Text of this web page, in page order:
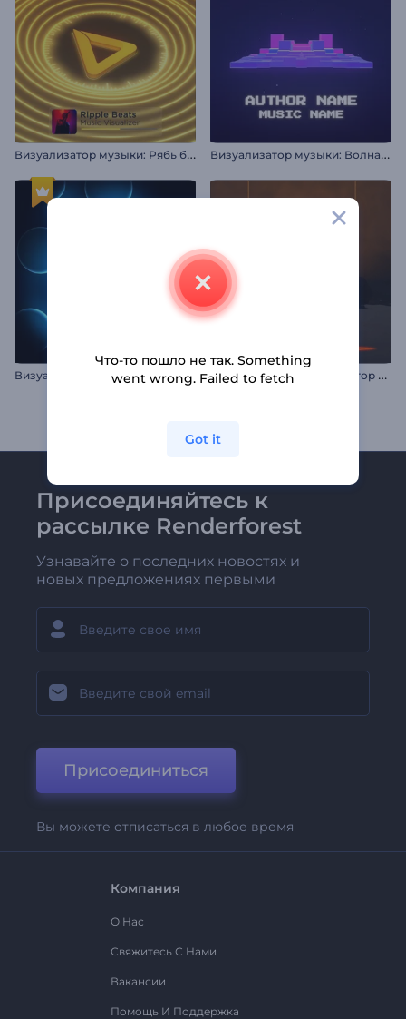
В
изуализатор музыки: Рябь битов В
изуализатор музыки: Волна из пикселей
В
изуализатор музыки: Неоновые пузыри М
узыкальный визуализатор «Deep Techno»
Присоединяйтесь к
рассылке Renderforest
Узнавайте о последних новостях и
новых предложениях первыми
Присоединиться
Вы можете отписаться в любое время
Компания
О Нас
Свяжитесь С Нами
Вакансии
Помощь И Поддержка
Что-то пошло не так. Something
went wrong. Failed to fetch
Got it